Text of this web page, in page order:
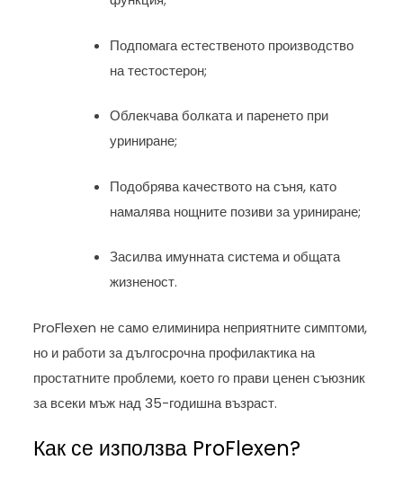
Подпомага естественото производство
на тестостерон;
Облекчава болката и паренето при
уриниране;
Подобрява качеството на съня, като
намалява нощните позиви за уриниране;
Засилва имунната система и общата
жизненост.
ProFlexen не само елиминира неприятните симптоми,
но и работи за дългосрочна профилактика на
простатните проблеми, което го прави ценен съюзник
за всеки мъж над 35-годишна възраст.
Как се използва ProFlexen?